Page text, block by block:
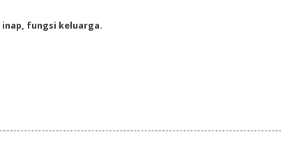
fungsi keluarga.